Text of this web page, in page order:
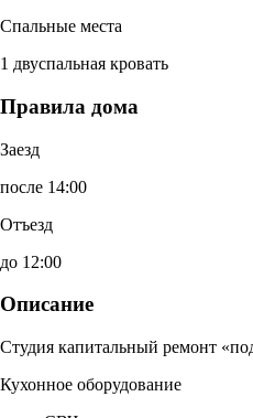
Спальные места
1 двуспальная кровать
Правила дома
Заезд
после 14:00
Отъезд
до 12:00
Описание
Студия капитальный ремонт
Кухонное оборудование